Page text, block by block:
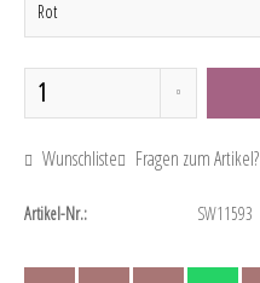
Wunschliste Fragen zum Artikel?
Artikel-Nr.: SW11593